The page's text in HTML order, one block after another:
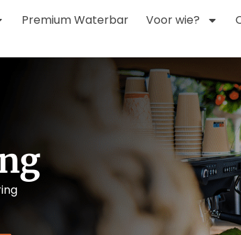
Premium Waterbar Voor wie?